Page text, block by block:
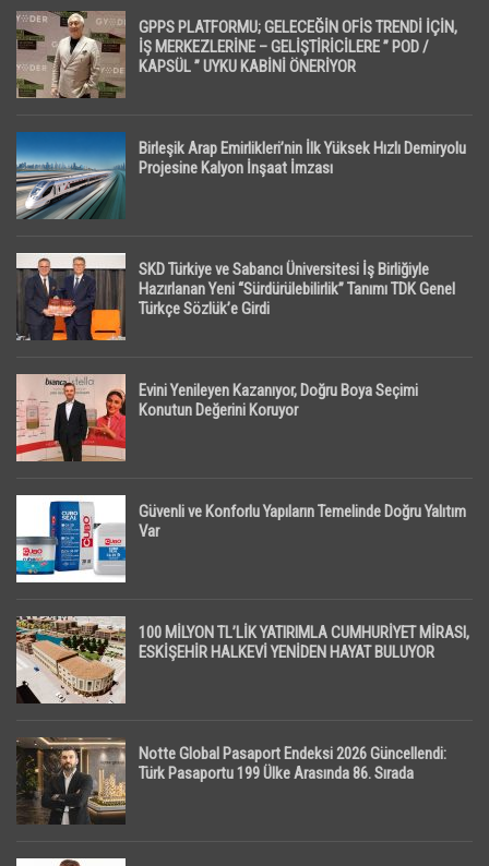
GPPS PLATFORMU; GELECEĞİN OFİS TRENDİ İÇİN,
İŞ MERKEZLERİNE – GELİŞTİRİCİLERE ” POD /
KAPSÜL ” UYKU KABİNİ ÖNERİYOR
Birleşik Arap Emirlikleri’nin İlk Yüksek Hızlı Demiryolu
Projesine Kalyon İnşaat İmzası
SKD Türkiye ve Sabancı Üniversitesi İş Birliğiyle
Hazırlanan Yeni “Sürdürülebilirlik” Tanımı TDK Genel
Türkçe Sözlük’e Girdi
Evini Yenileyen Kazanıyor, Doğru Boya Seçimi
Konutun Değerini Koruyor
Güvenli ve Konforlu Yapıların Temelinde Doğru Yalıtım
Var
100 MİLYON TL’LİK YATIRIMLA CUMHURİYET MİRASI,
ESKİŞEHİR HALKEVİ YENİDEN HAYAT BULUYOR
Notte Global Pasaport Endeksi 2026 Güncellendi:
Türk Pasaportu 199 Ülke Arasında 86. Sırada